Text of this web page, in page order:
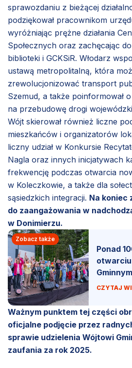
sprawozdaniu z bieżącej
podziękował pracownikom
wyróżniając prężne działania
Społecznych oraz zachęcając
biblioteki i GCKSiR. Włodarz
ustawą metropolitalną, która
zrewolucjonizować transport
Szemud, a także poinformował
na przebudowę drogi
Wójt skierował również liczne
mieszkańców i organizatorów
liczny udział w Konkursie
Nagla oraz innych inicjatywach
frekwencję podczas otwarcia
w Koleczkowie, a także dla
sąsiedzkich integracji. Na koniec
do zaangażowania w
w Donimierzu.
Zobacz także
Ponad
otwarciu
CZYTAJ
Ważnym punktem tej części
oficjalne podjęcie przez
sprawie udzielenia Wójtowi
zaufania za rok 2025.